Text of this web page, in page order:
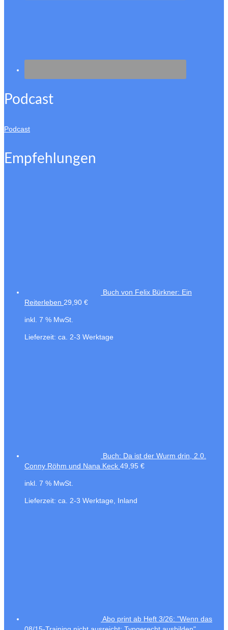
Podcast
Podcast
Empfehlungen
Buch von Felix Bürkner: Ein
Reiterleben 29,90 €
inkl. 7 % MwSt.
Lieferzeit: ca. 2-3 Werktage
Buch: Da ist der Wurm drin, 2.0.
Conny Röhm und Nana Keck 49,95 €
inkl. 7 % MwSt.
Lieferzeit: ca. 2-3 Werktage, Inland
Abo print ab Heft 3/26: "Wenn das